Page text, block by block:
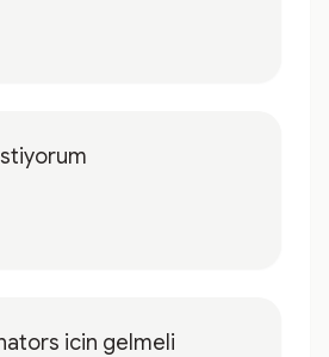
icin gelmeli